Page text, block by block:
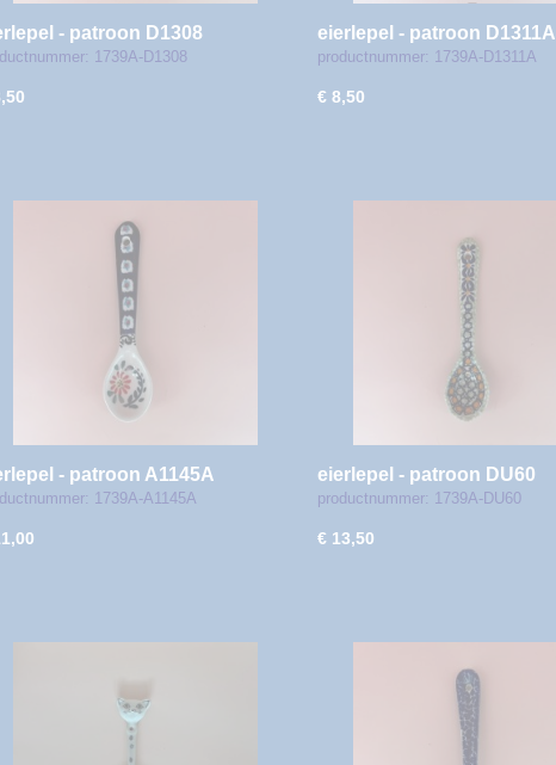
- patroon D1308
1739A-D1308
eierlepel - patroon D1311A
productnummer: 1739A-D1311A
€ 8,50
- patroon A1145A
1739A-A1145A
eierlepel - patroon DU60
productnummer: 1739A-DU60
€ 13,50